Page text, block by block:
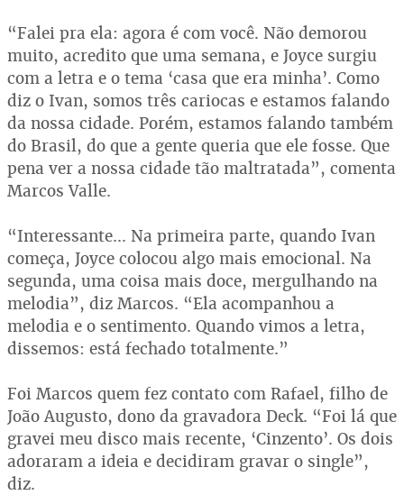
“Falei pra ela: agora é com você. Não demorou
muito, acredito que uma semana, e Joyce surgiu
com a letra e o tema ‘casa que era minha’. Como
diz o Ivan, somos três cariocas e estamos falando
da nossa cidade. Porém, estamos falando também
do Brasil, do que a gente queria que ele fosse. Que
pena ver a nossa cidade tão maltratada”, comenta
Marcos Valle.
“Interessante... Na primeira parte, quando Ivan
começa, Joyce colocou algo mais emocional. Na
segunda, uma coisa mais doce, mergulhando na
melodia”, diz Marcos. “Ela acompanhou a
melodia e o sentimento. Quando vimos a letra,
dissemos: está fechado totalmente.”
Foi Marcos quem fez contato com Rafael, filho de
João Augusto, dono da gravadora Deck. “Foi lá que
gravei meu disco mais recente, ‘Cinzento’. Os dois
adoraram a ideia e decidiram gravar o single”,
diz.